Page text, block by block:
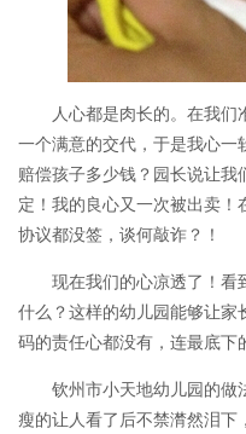
人心都是肉长的。在我
一个满意的交代，于是我心一
赔偿孩子多少钱？园长说让
定！我的良心又一次被出卖
协议都没签，谈何敲诈？！
现在我们的心凉透了！看
什么？这样的幼儿园能够让家
码的责任心都没有，连最底下
钦州市小天地幼儿园的做
瘦的让人看了后不禁潸然泪下